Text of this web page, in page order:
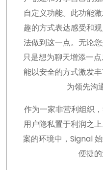
自定义功能。此功能
趣的方式表达感受和
法做到这一点。无论
只是想为聊天增添一
能以安全的方式激发
为领先沟
作为一家非营利组织
用户隐私置于利润之
案的环境中，Signal
便捷的